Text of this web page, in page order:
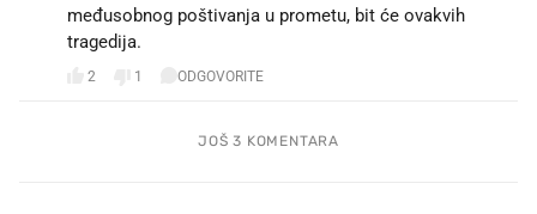
međusobnog poštivanja u prometu, bit će ovakvih
tragedija.
2 1 ODGOVORITE
JOŠ 3 KOMENTARA